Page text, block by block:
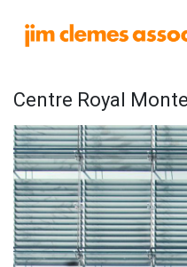
Centre Royal